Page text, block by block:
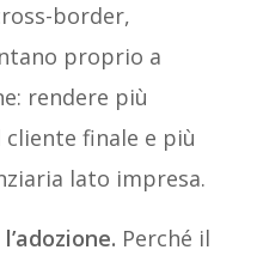
border,
proprio a
rendere più
finale e più
lato impresa.
Perché il